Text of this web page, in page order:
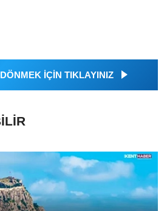
İÇİN TIKLAYINIZ